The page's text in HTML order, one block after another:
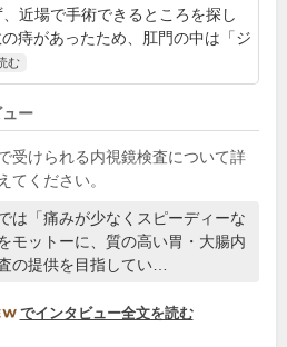
近場で手術できるところを探し
痔があったため、肛門の中は「ジ
む
ー
受けられる内視鏡検査について詳
てください。
は「痛みが少なくスピーディーな
モットーに、質の高い胃・大腸内
の提供を目指してい…
DOCTORVIEW
でインタビュー全文を読む